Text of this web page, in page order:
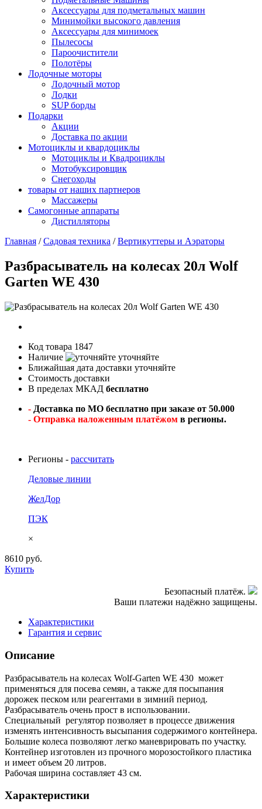
Аксессуары для подметальных машин
Минимойки высокого давления
Аксессуары для минимоек
Пылесосы
Пароочистители
Полотёры
Лодочные моторы
Лодочный мотор
Лодки
SUP борды
Подарки
Акции
Доставка по акции
Мотоциклы и квардоциклы
Мотоциклы и Квадроциклы
Мотобуксировщик
Снегоходы
товары от наших партнеров
Массажеры
Самогонные аппараты
Дистилляторы
Главная /Садовая техника /Вертикуттеры и Аэраторы
Разбрасыватель на колесах 20л Wolf
Garten WE 430
Код товара 1847
Наличие
уточняйте
Ближайшая дата доставки уточняйте
Стоимость доставки
В пределах МКАД бесплатно
- Доставка по МО бесплатно при заказе от 50.000
- Отправка наложенным платёжом в регионы.
Регионы - рассчитать
Деловые линии
ЖелДор
ПЭК
×
8610 руб.
Купить
Безопасный платёж.
Ваши платежи надёжно защищены.
Характеристики
Гарантия и сервис
Описание
Разбрасыватель на колесах Wolf-Garten WE 430 может
применяться для посева семян, а также для посыпания
дорожек песком или реагентами в зимний период.
Разбрасыватель очень прост в использовании.
Специальный регулятор позволяет в процессе движения
изменять интенсивность высыпания содержимого контейнера.
Большие колеса позволяют легко маневрировать по участку.
Контейнер изготовлен из прочного морозостойкого пластика
и имеет объем 20 литров.
Рабочая ширина составляет 43 см.
Характеристики